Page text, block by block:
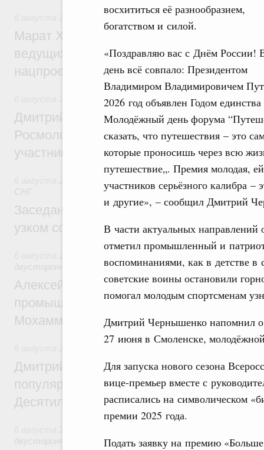
восхититься её разнообразием,
богатством и силой.
«Поздравляю вас с Днём России!
день всё совпало: Президентом
Владимиром Владимировичем
2026 год объявлен Годом
Молодёжный день форума
сказать, что путешествия – это
которые проносишь через всю
путешествие„. Премия молодая,
участников серьёзного калибра
и другие», – сообщил Дмитрий
В части актуальных направлений
отметил промышленный и
воспоминаниями, как в детстве в
советские воины остановили
помогал молодым спортсменам
Дмитрий Чернышенко напомнил
27 июня в Смоленске,
Для запуска нового сезона
вице-премьер вместе с
расписались на символическом
премии 2025 года.
Подать заявку на премию
Национальный проект «Инфраструктура
Марат Хуснуллин: Порядка 200
ведущих к спортивным объектам,
нацпроекту «Инфраструктура для
Молодёжная политика
Дмитрий Чернышенко, Сергей Кравцов и
Росмолодёжи Григорий Гуров
участников проекта «Кольцо открытий»
Евразийский экономический союз.
СНГ
Заседание Евразийского
узком составе
двусторонней основе
Алексей Оверчук провёл рабочую
промышленности, недропользования и
Мохаммадом Атабаком
Дмитрий Чернышенко: Порядка 110
популярного туризма в 35 регионах
Десятилетия науки и технологий
двусторонней основе